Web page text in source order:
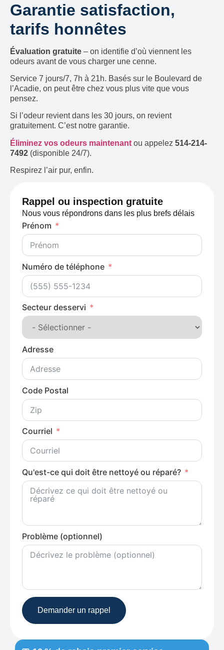
Garantie satisfaction,
tarifs honnêtes
Évaluation gratuite – on identifie d’où viennent les
odeurs avant de vous charger une cenne.
Service 7 jours/7, 7h à 21h. Basés sur le Boulevard de
l’Acadie, on peut être chez vous plus vite que vous
pensez.
Si l’odeur revient dans les 30 jours, on revient
gratuitement. C’est notre garantie.
Éliminez vos odeurs maintenant ou appelez 514-214-
7492 (disponible 24/7).
Respirez l’air pur, enfin.
Rappel ou inspection gratuite
Nous vous répondrons dans les plus brefs délais
Prénom
Numéro de téléphone
Secteur desservi
Adresse
Code Postal
Courriel
Qu'est-ce qui doit être nettoyé ou réparé?
Problème (optionnel)
Demander un rappel